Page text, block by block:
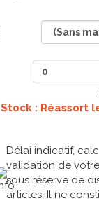
Stock : Réassort
Délai indicatif,
validation de
sous réserve de
articles. Il ne